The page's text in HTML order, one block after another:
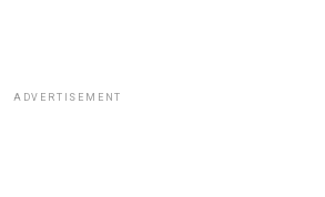
ADVERTISEMENT